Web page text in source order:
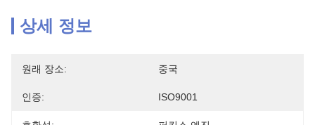
상세 정보
원래 장소: 중국
인증: ISO9001